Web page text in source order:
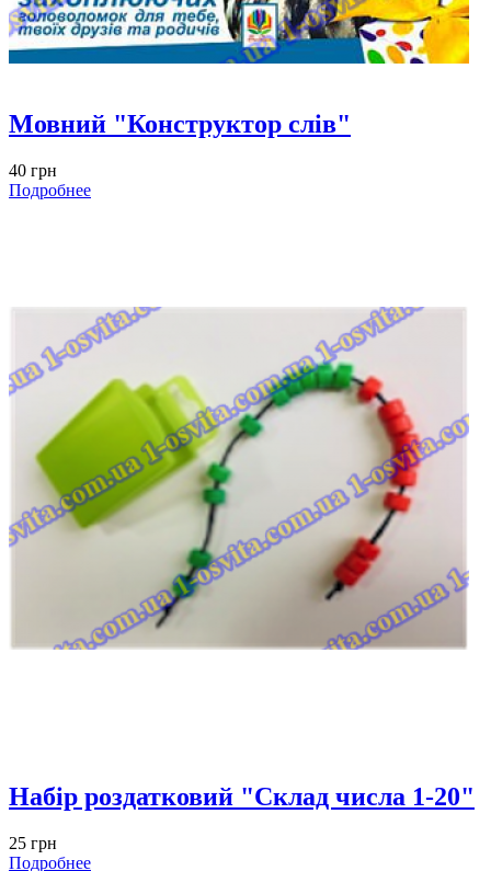
Мовний "Конструктор слів"
40 грн
Подробнее
Набір роздатковий "Склад числа 1-20"
25 грн
Подробнее